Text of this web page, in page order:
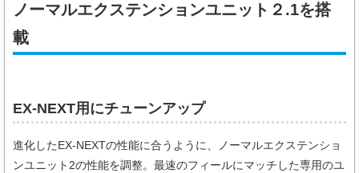
ノーマルエクステンションユニット２.1を搭
載
EX-NEXT用にチューンアップ
進化したEX-NEXTの性能に合うように、ノーマルエクステンショ
ンユニット2の性能を調整。最速のフィールにマッチした専用のユ